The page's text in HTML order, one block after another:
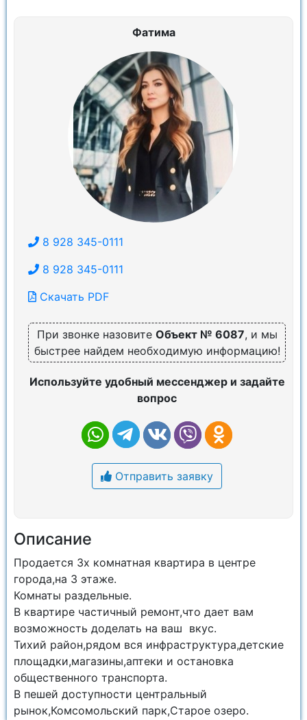
Фатима
8 928 345-0111
8 928 345-0111
Скачать PDF
При звонке назовите Объект № 6087, и мы
быстрее найдем необходимую информацию!
Используйте удобный мессенджер и задайте
вопрос
Отправить заявку
Описание
Продается 3х комнатная квартира в центре
города,на 3 этаже.
Комнаты раздельные.
В квартире частичный ремонт,что дает вам
возможность доделать на ваш вкус.
Тихий район,рядом вся инфраструктура,детские
площадки,магазины,аптеки и остановка
общественного транспорта.
В пешей доступности центральный
рынок,Комсомольский парк,Старое озеро.